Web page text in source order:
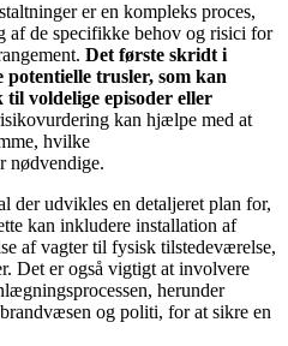
er en kompleks proces,
af de specifikke behov og risici for
Det første skridt i
potentielle trusler, som kan
voldelige episoder eller
kan hjælpe med at
hvilke
nødvendige.
der udvikles en detaljeret plan for,
kan inkludere installation af
af vagter til fysisk tilstedeværelse,
Det er også vigtigt at involvere
herunder
og politi, for at sikre en